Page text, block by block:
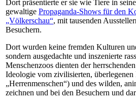
Dort präsentierte er sie wie Tiere in
gewaltige Propaganda-Shows für den
„Völkerschau“, mit tausenden
Besuchern.
Dort wurden keine fremden Kulturen
sondern ausgedachte und inszenierte
Menschenzoos dienten der
Ideologie vom zivilisierten, überlegenen
„Herrenmenschen“) und des wilden,
zeichnen und bei den Besuchern und